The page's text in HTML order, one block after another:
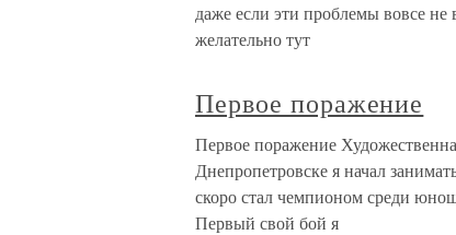
даже если эти проблемы вовсе
желательно тут
Первое поражение
Первое поражение
Днепропетровске я начал
скоро стал чемпионом среди
Первый свой бой я